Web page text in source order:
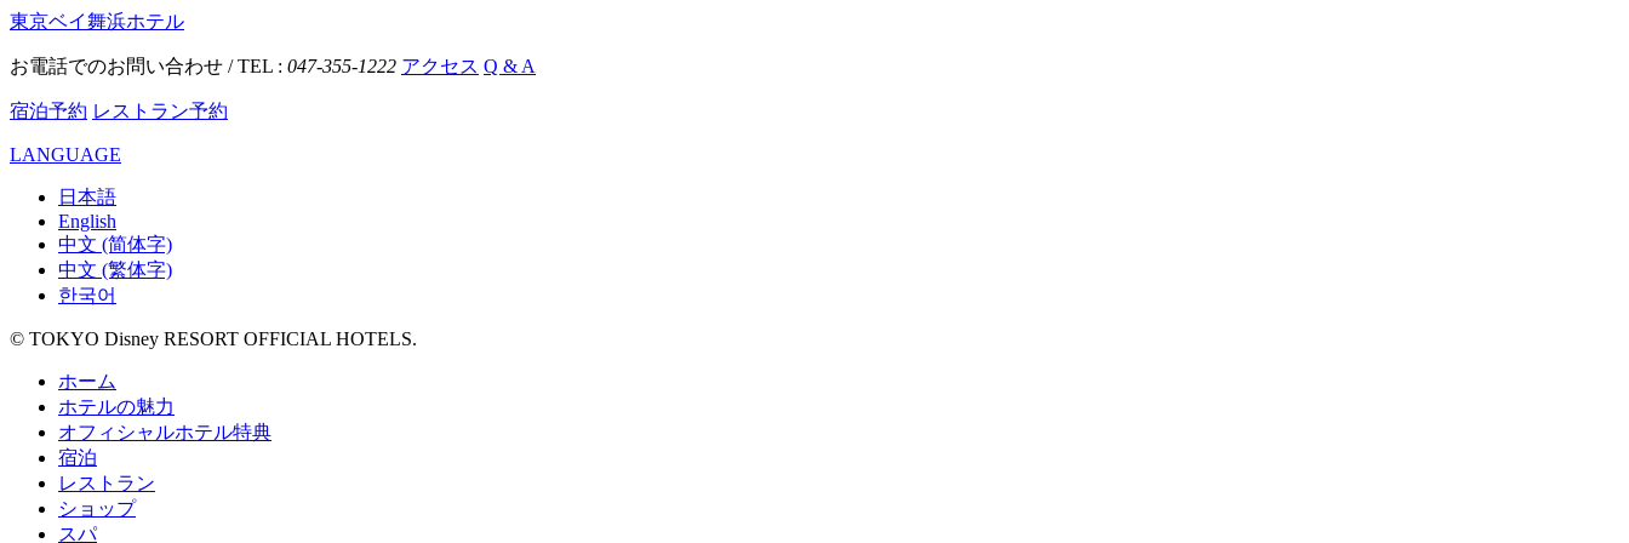
東京ベイ舞浜ホテル
お電話でのお問い合わせ / TEL : 047-355-1222 アクセス Q & A
宿泊予約 レストラン予約
LANGUAGE
日本語
English
中文 (简体字)
中文 (繁体字)
한국어
© TOKYO Disney RESORT OFFICIAL HOTELS.
ホーム
ホテルの魅力
オフィシャルホテル特典
宿泊
レストラン
ショップ
スパ